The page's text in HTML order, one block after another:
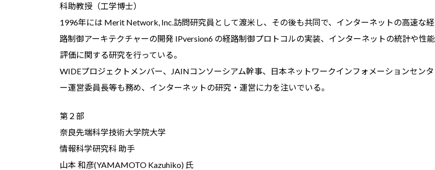
科助教授（工学博士）
1996年には Merit Network, Inc.訪問研究員として渡米し、その後も共同で、インターネットの高速な経
路制御アーキテクチャーの開発 IPversion6 の経路制御プロトコルの実装、インターネットの統計や性能
評価に関する研究を行っている。
WIDEプロジェクトメンバー、JAINコンソーシアム幹事、日本ネットワークインフォメーションセンタ
ー運営委員長等も務め、インターネットの研究・運営に力を注いでいる。
第２部
奈良先端科学技術大学院大学
情報科学研究科 助手
山本 和彦(YAMAMOTO Kazuhiko) 氏